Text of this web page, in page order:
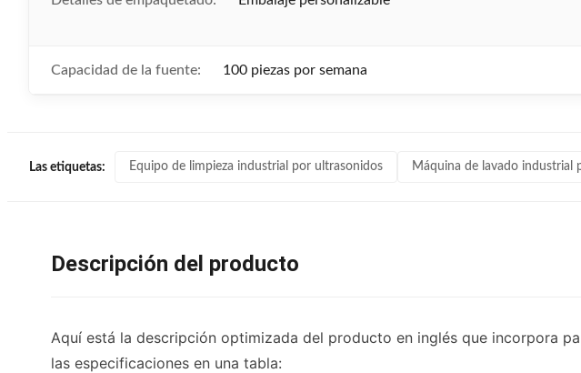
Capacidad de la fuente: 100 piezas por semana
Las etiquetas: Equipo de limpieza industrial por ultrasonidos Máquina de lavado industrial
Descripción del producto
Aquí está la descripción optimizada del producto en inglés que incorpora
las especificaciones en una tabla: